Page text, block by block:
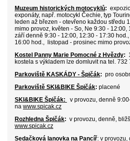
Muzeum historických motocyklů:
exponáty, např. motocykl Čechie, typ
leden až březen - otevřeno každou středu
mimo provoz, květen - So, Ne 9:30 - 12:00,
září denně 9:30 - 12:00, 12:30 - 17:30
16:00 hod., listopad - prosinec mimo
Kostel Panny Marie Pomocné z Hvězdy:
kostela s výkladem lze domluvit na tel. 732
Parkoviště KASKÁDY - Špičák: pro
Parkoviště SKI&BIKE Špičák: placené
SKI&BIKE Špičák: v provozu, denně
na www.spicak.cz
Rozhledna Špičák: v provozu, denně,
www.spicak.cz
Sedačková lanovka na Pancíř: v provozu,